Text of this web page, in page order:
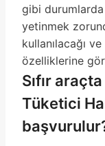
gibi
yetinmek
kullanılacağı
özelliklerine
Sıfır
Tüketici